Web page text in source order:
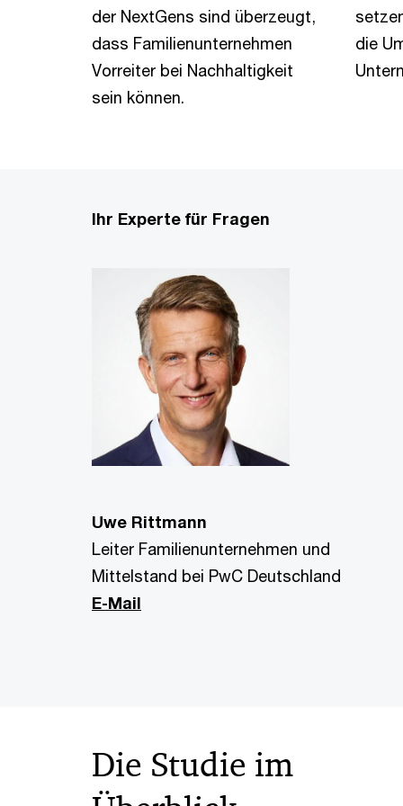
der NextGens sind überzeugt,
dass Familienunternehmen
Vorreiter bei Nachhaltigkeit
sein können.
die
Ihr Experte für Fragen
Uwe Rittmann
Leiter Familienunternehmen und
Mittelstand bei PwC Deutschland
E-Mail
Die Studie im